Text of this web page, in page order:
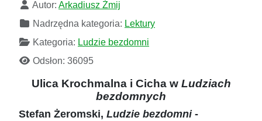
Autor: Arkadiusz Żmij
Nadrzędna kategoria: Lektury
Kategoria: Ludzie bezdomni
Odsłon: 36095
Ulica Krochmalna i Cicha wLudziach
bezdomnych
Stefan Żeromski, Ludzie bezdomni-